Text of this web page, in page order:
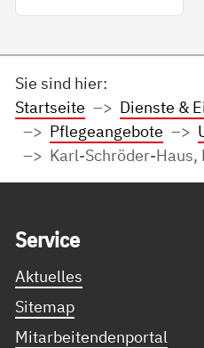
Sie sind hier:
Startseite
Dienste &
Pflegeangebote
Karl-Schröder-Haus,
Ser­vice
Aktuelles
Sitemap
Mitarbeitendenportal